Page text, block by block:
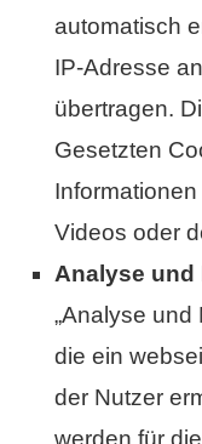
automatisch
IP-Adresse
übertragen.
Gesetzten
Videos oder
Analyse und
„Analyse und
die ein
der Nutzer
werden für